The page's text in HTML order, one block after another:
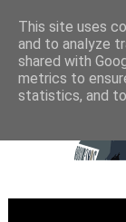
This site uses
and to analyze
shared with
metrics to
statistics, and